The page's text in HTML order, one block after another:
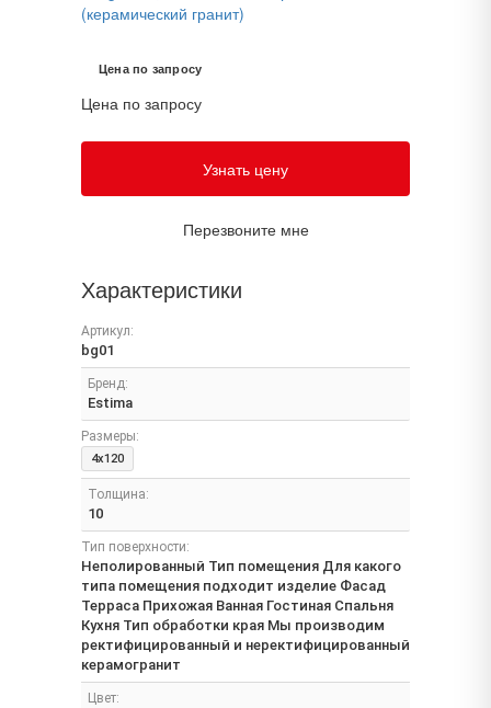
Цена по запросу
Цена по запросу
Узнать цену
Перезвоните мне
Характеристики
Артикул:
bg01
Бренд:
Estima
Размеры:
4x120
Толщина:
10
Тип поверхности:
Неполированный Тип помещения Для какого
типа помещения подходит изделие Фасад
Терраса Прихожая Ванная Гостиная Спальня
Кухня Тип обработки края Мы производим
ректифицированный и неректифицированный
керамогранит
Цвет: